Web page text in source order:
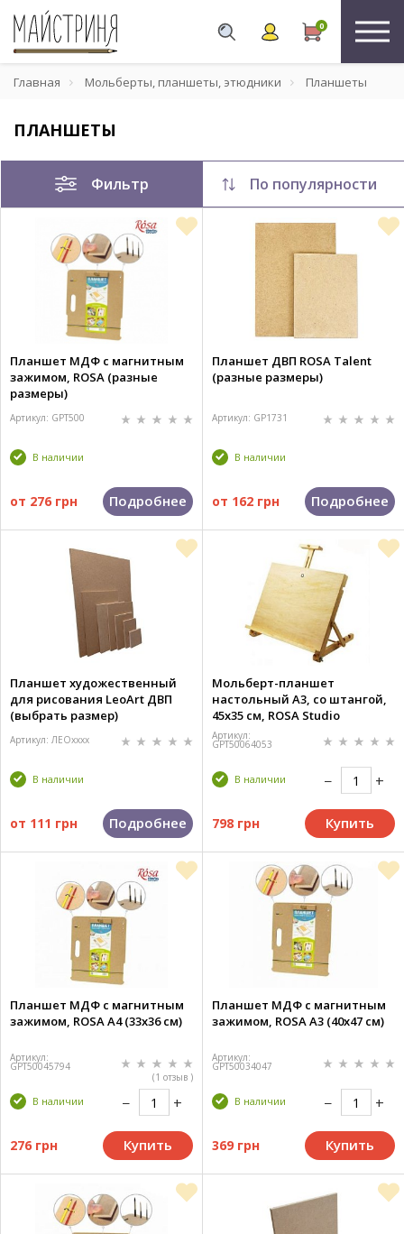
0
Главная Мольберты, планшеты, этюдники Планшеты
ПЛАНШЕТЫ
Фильтр По популярности
Планшет МДФ с магнитным
зажимом, ROSA (разные
размеры)
Артикул: GPT500
В наличии
от 276 грн Подробнее
Планшет ДВП ROSA Talent
(разные размеры)
Артикул: GP1731
В наличии
от 162 грн Подробнее
Планшет художественный
для рисования LeoArt ДВП
(выбрать размер)
Артикул: ЛЕОxxxx
В наличии
от 111 грн Подробнее
Мольберт-планшет
настольный А3, со штангой,
45х35 см, ROSA Studio
Артикул:
GPТ50064053
В наличии
798 грн Купить
Планшет МДФ с магнитным
зажимом, ROSA А4 (33x36 см)
Артикул:
GPТ50045794
(1 отзыв )
В наличии
276 грн Купить
Планшет МДФ с магнитным
зажимом, ROSA А3 (40x47 см)
Артикул:
GPТ50034047
В наличии
369 грн Купить